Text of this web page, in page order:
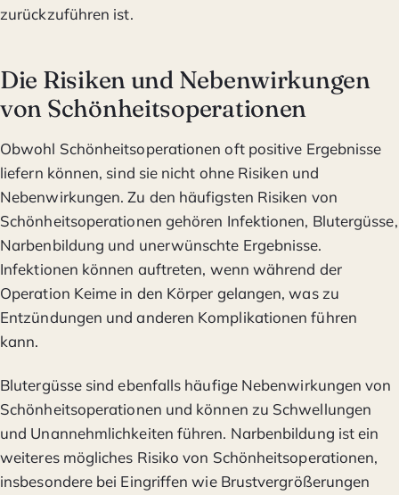
zurückzuführen ist.
Die Risiken und Nebenwirkungen
von Schönheitsoperationen
Obwohl Schönheitsoperationen oft positive Ergebnisse
liefern können, sind sie nicht ohne Risiken und
Nebenwirkungen. Zu den häufigsten Risiken von
Schönheitsoperationen gehören Infektionen, Blutergüsse,
Narbenbildung und unerwünschte Ergebnisse.
Infektionen können auftreten, wenn während der
Operation Keime in den Körper gelangen, was zu
Entzündungen und anderen Komplikationen führen
kann.
Blutergüsse sind ebenfalls häufige Nebenwirkungen von
Schönheitsoperationen und können zu Schwellungen
und Unannehmlichkeiten führen. Narbenbildung ist ein
weiteres mögliches Risiko von Schönheitsoperationen,
insbesondere bei Eingriffen wie Brustvergrößerungen